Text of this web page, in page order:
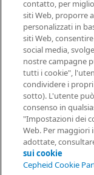
Termini e
© 2026 Cepheid.
e I-CORE® sono
contatto, per
siti Web, proporre
personalizzati in
siti Web,
social media,
nostre campagne
tutti i cookie",
condividere i
sotto). L'utente
consenso in
"Impostazioni dei
Web. Per maggiori
adottate,
sui cookie
Cepheid Cookie